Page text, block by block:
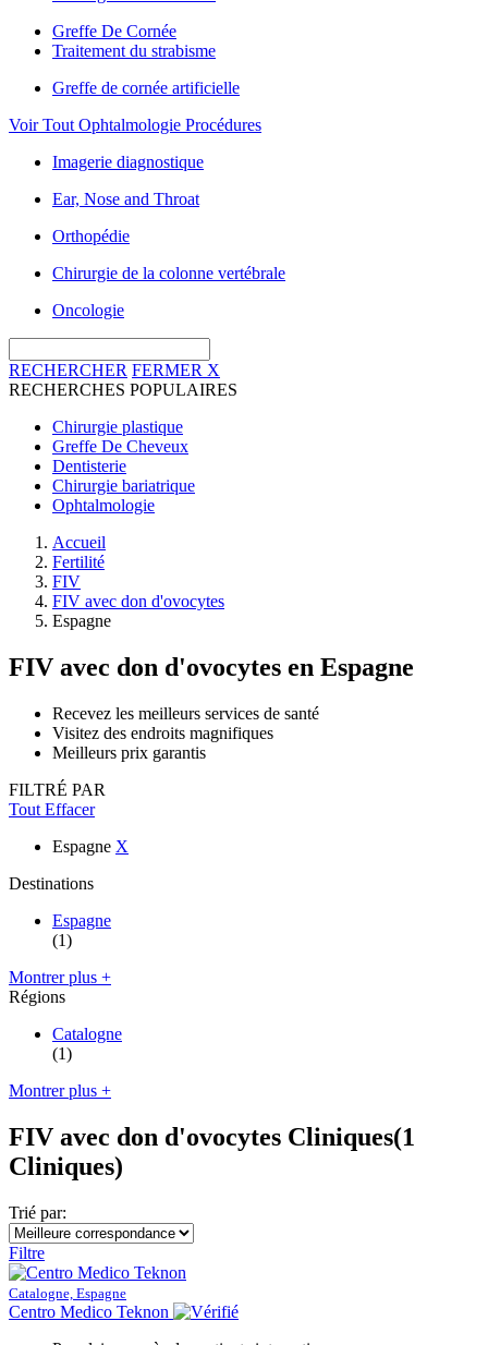
Greffe De Cornée
Traitement du strabisme
Greffe de cornée artificielle
Voir Tout Ophtalmologie Procédures
Imagerie diagnostique
Ear, Nose and Throat
Orthopédie
Chirurgie de la colonne vertébrale
Oncologie
RECHERCHER FERMER X
RECHERCHES POPULAIRES
Chirurgie plastique
Greffe De Cheveux
Dentisterie
Chirurgie bariatrique
Ophtalmologie
Accueil
Fertilité
FIV
FIV avec don d'ovocytes
Espagne
FIV avec don d'ovocytes en Espagne
Recevez les meilleurs services de santé
Visitez des endroits magnifiques
Meilleurs prix garantis
FILTRÉ PAR
Tout Effacer
Espagne X
Destinations
Espagne
(1)
Montrer plus +
Régions
Catalogne
(1)
Montrer plus +
FIV avec don d'ovocytes Cliniques(1
Cliniques)
Trié par:
Filtre
Catalogne, Espagne
Centro Medico Teknon